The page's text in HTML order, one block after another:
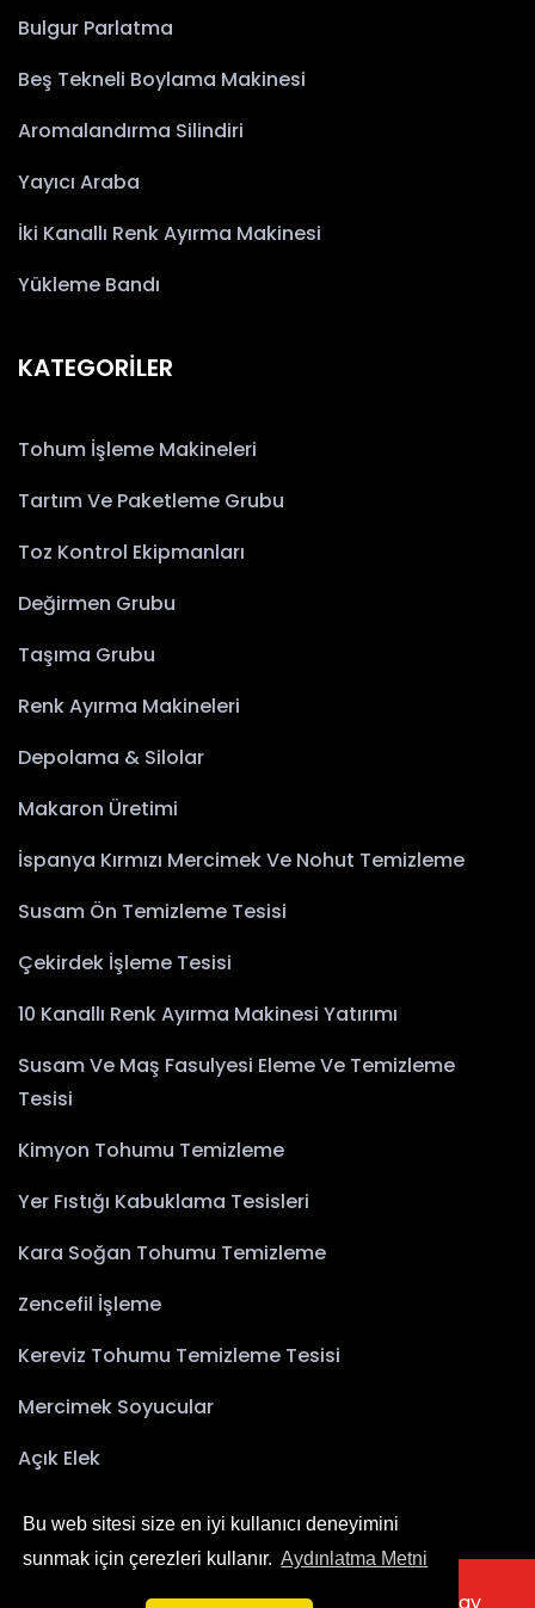
Bu web sitesi size en iyi kullanıcı deneyimini
sunmak için çerezleri kullanır. Aydınlatma Metni
Bulgur Parlatma
Beş Tekneli Boylama Makinesi
Aromalandırma Silindiri
Yayıcı Araba
İki Kanallı Renk Ayırma Makinesi
Yükleme Bandı
KATEGORİLER
Tohum İşleme Makineleri
Tartım Ve Paketleme Grubu
Toz Kontrol Ekipmanları
Değirmen Grubu
Taşıma Grubu
Renk Ayırma Makineleri
Depolama & Silolar
Makaron Üretimi
İspanya Kırmızı Mercimek Ve Nohut Temizleme
Susam Ön Temizleme Tesisi
Çekirdek İşleme Tesisi
10 Kanallı Renk Ayırma Makinesi Yatırımı
Susam Ve Maş Fasulyesi Eleme Ve Temizleme
Tesisi
Kimyon Tohumu Temizleme
Yer Fıstığı Kabuklama Tesisleri
Kara Soğan Tohumu Temizleme
Zencefil İşleme
Kereviz Tohumu Temizleme Tesisi
Mercimek Soyucular
Açık Elek